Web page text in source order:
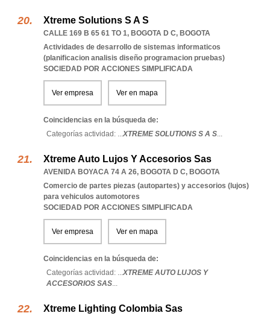
Xtreme Solutions S A S
CALLE 169 B 65 61 TO 1, BOGOTA D C, BOGOTA
Actividades de desarrollo de sistemas informaticos
(planificacion analisis diseño programacion pruebas)
SOCIEDAD POR ACCIONES SIMPLIFICADA
Ver empresa Ver en mapa
Coincidencias en la búsqueda de:
Categorías actividad: ...XTREME SOLUTIONS S A S...
Xtreme Auto Lujos Y Accesorios Sas
AVENIDA BOYACA 74 A 26, BOGOTA D C, BOGOTA
Comercio de partes piezas (autopartes) y accesorios (lujos)
para vehiculos automotores
SOCIEDAD POR ACCIONES SIMPLIFICADA
Ver empresa Ver en mapa
Coincidencias en la búsqueda de:
Categorías actividad: ...XTREME AUTO LUJOS Y
ACCESORIOS SAS...
Xtreme Lighting Colombia Sas